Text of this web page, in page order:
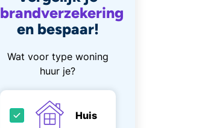
brandverzekering
en bespaar!
Wat voor type woning
huur je?
Huis